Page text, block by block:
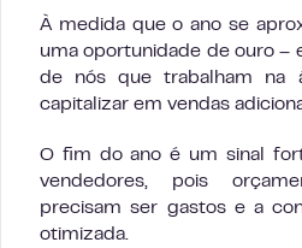
À medida que o ano se
uma oportunidade de ouro –
de nós que trabalham na
capitalizar em vendas
O fim do ano é um sinal
vendedores, pois
precisam ser gastos e a
otimizada.